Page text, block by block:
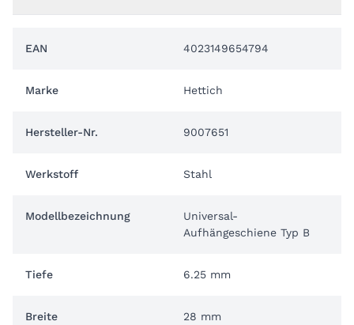
EAN 4023149654794
Marke Hettich
Hersteller-Nr. 9007651
Werkstoff Stahl
Modellbezeichnung
Universal-
Aufhängeschiene Typ B
Tiefe 6.25 mm
Breite 28 mm